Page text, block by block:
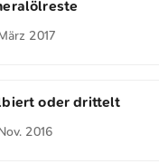
2017
oder drittelt
2016